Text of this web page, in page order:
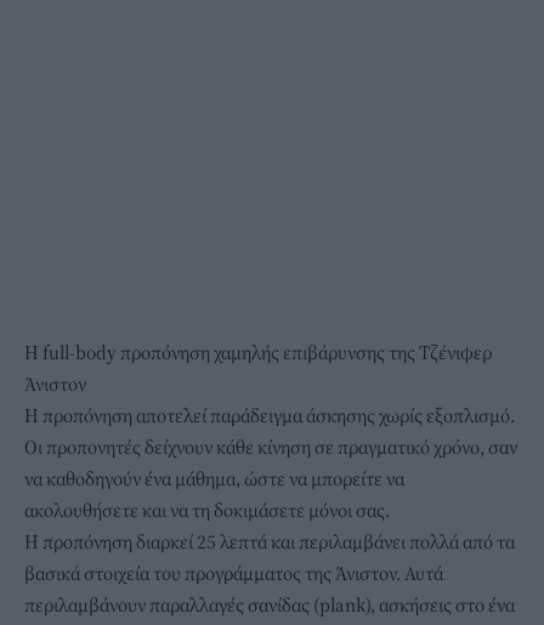
Η full-body προπόνηση χαμηλής επιβάρυνσης της Τζένιφερ
Άνιστον
Η προπόνηση αποτελεί παράδειγμα άσκησης χωρίς εξοπλισμό.
Οι προπονητές δείχνουν κάθε κίνηση σε πραγματικό χρόνο, σαν
να καθοδηγούν ένα μάθημα, ώστε να μπορείτε να
ακολουθήσετε και να τη δοκιμάσετε μόνοι σας.
Η προπόνηση διαρκεί 25 λεπτά και περιλαμβάνει πολλά από τα
βασικά στοιχεία του προγράμματος της Άνιστον. Αυτά
περιλαμβάνουν παραλλαγές σανίδας (plank), ασκήσεις στο ένα